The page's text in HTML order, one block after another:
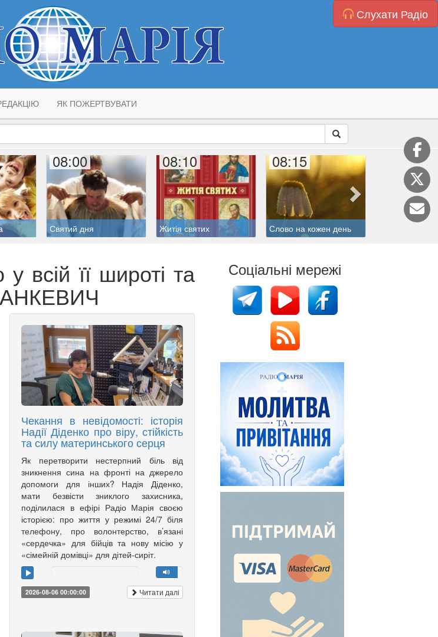
Слухати Радіо
ЯК ПОЖЕРТВУВАТИ
08:00
Святий дня
08:10
Житія святих
08:15
Слово на кожен день
09:00
всій її широті та
Чекання в невідомості: історія
Надії Діденко про віру, стійкість
та силу материнського серця
Як перетворити нестерпний біль від
зникнення сина на фронті на джерело
допомоги для інших? Надія Діденко,
мати безвісти зниклого захисника,
поділилася в ефірі Радіо Марія своєю
історією: про життя у режимі 24/7 біля
телефону, про волонтерство, в’язані
«сердечка» для бійців та нову місію у
«сімейній домівці» для дітей-сиріт.
2026-08-06 00:00:00 Читати далі
Соціальні мережі